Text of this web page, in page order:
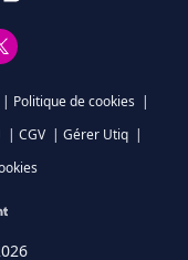
| Politique de cookies |
| CGV | Gérer Utiq |